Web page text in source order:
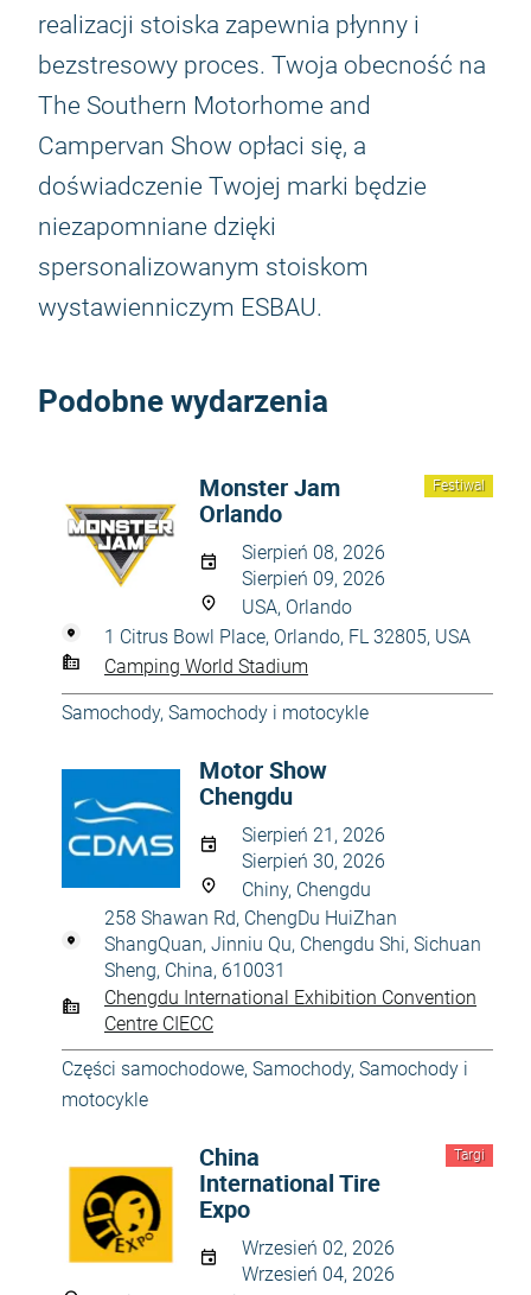
realizacji stoiska zapewnia płynny i
bezstresowy proces. Twoja obecność na
The Southern Motorhome and
Campervan Show opłaci się, a
doświadczenie Twojej marki będzie
niezapomniane dzięki
spersonalizowanym stoiskom
wystawienniczym ESBAU.
Podobne wydarzenia
Festiwal
Monster Jam
Orlando
Sierpień 08, 2026
Sierpień 09, 2026
USA, Orlando
1 Citrus Bowl Place, Orlando, FL 32805, USA
Camping World Stadium
Samochody, Samochody i motocykle
Motor Show
Chengdu
Sierpień 21, 2026
Sierpień 30, 2026
Chiny, Chengdu
258 Shawan Rd, ChengDu HuiZhan
ShangQuan, Jinniu Qu, Chengdu Shi, Sichuan
Sheng, China, 610031
Chengdu International Exhibition Convention
Centre CIECC
Części samochodowe, Samochody, Samochody i
motocykle
Targi
China
International Tire
Expo
Wrzesień 02, 2026
Wrzesień 04, 2026